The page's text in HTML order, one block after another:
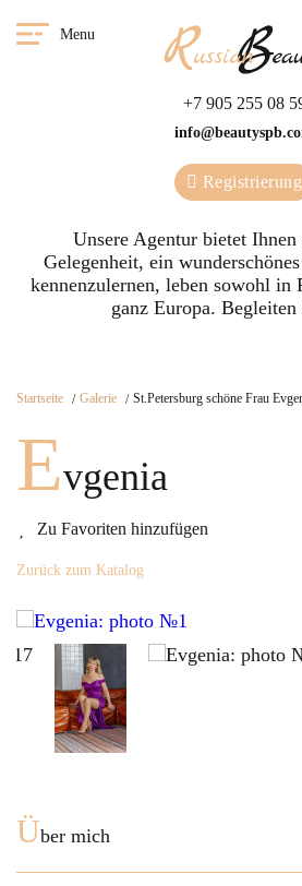
Menu
+7 905 255 08
Registrierung
Unsere Agentur bietet
Gelegenheit, ein
kennenzulernen, leben sowohl in
ganz Europa. Begleiten
Startseite Galerie St.Petersburg schöne Frau
Evgenia
Zu Favoriten hinzufügen
Zurück zum Katalog
Über mich